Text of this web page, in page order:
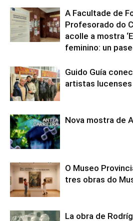
A Facultade de
Profesorado do
acolle a mostra
feminino: un
Guido Guía
artistas lucenses
Nova mostra de
O Museo
tres obras do
La obra de